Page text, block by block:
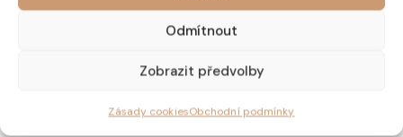
Odmítnout
Zobrazit předvolby
Zásady cookiesObchodní podmínky
Le Comptoir de Mathilde – Černý čaj s červeným a